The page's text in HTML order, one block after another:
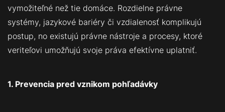
vymožiteľné než tie domáce. Rozdielne právne
systémy, jazykové bariéry či vzdialenosť komplikujú
postup, no existujú právne nástroje a procesy, ktoré
veriteľovi umožňujú svoje práva efektívne uplatniť.
1. Prevencia pred vznikom pohľadávky